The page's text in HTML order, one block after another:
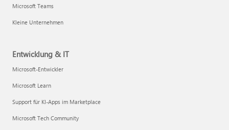
Microsoft Teams
Kleine Unternehmen
Entwicklung & IT
Microsoft-Entwickler
Microsoft Learn
Support für KI-Apps im Marketplace
Microsoft Tech Community